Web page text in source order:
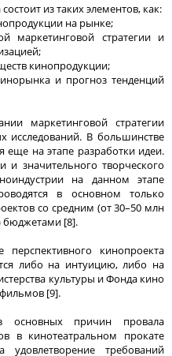
из таких элементов, как:
на рынке;
маркетинговой стратегии и
кинопродукции;
и прогноз тенденций
маркетинговой стратегии
исследований. В большинстве
еще на этапе разработки идеи.
и значительного творческого
на данном этапе
в основном только
со средним (от 30–50 млн
бюджетами [8].
кинопроекта
либо на интуицию, либо на
культуры и Фонда кино
[9].
причин провала
в кинотеатральном прокате
требований